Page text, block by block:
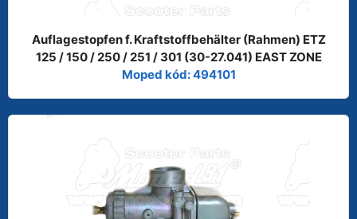
Auflagestopfen f. Kraftstoffbehälter (Rahmen) ETZ
125 / 150 / 250 / 251 / 301 (30-27.041) EAST ZONE
Moped kód: 494101